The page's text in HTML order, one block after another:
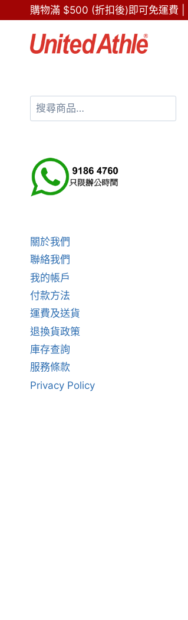
to
content
購物滿 $500 (折扣後)即可免運費
搜
尋
關於我們
聯絡我們
我的帳戶
付款方法
運費及送貨
退換貨政策
庫存查詢
服務條款
Privacy Policy